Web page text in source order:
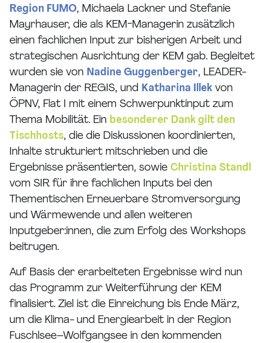
Region FUMO, Michaela Lackner und Stefanie
Mayrhauser, die als KEM-Managerin zusätzlich
einen fachlichen Input zur bisherigen Arbeit und
strategischen Ausrichtung der KEM gab. Begleitet
wurden sie von Nadine Guggenberger, LEADER-
Managerin der REGIS, und Katharina Illek von
ÖPNV, Flat I mit einem Schwerpunktinput zum
Thema Mobilität. Ein besonderer Dank gilt den
Tischhosts, die die Diskussionen koordinierten,
Inhalte strukturiert mitschrieben und die
Ergebnisse präsentierten, sowie Christina Standl
vom SIR für ihre fachlichen Inputs bei den
Thementischen Erneuerbare Stromversorgung
und Wärmewende und allen weiteren
Inputgeber:innen, die zum Erfolg des Workshops
beitrugen.
Auf Basis der erarbeiteten Ergebnisse wird nun
das Programm zur Weiterführung der KEM
finalisiert. Ziel ist die Einreichung bis Ende März,
um die Klima- und Energiearbeit in der Region
Fuschlsee–Wolfgangsee in den kommenden